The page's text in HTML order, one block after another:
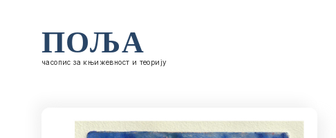
ПОЉА
часопис за књижевност и теорију